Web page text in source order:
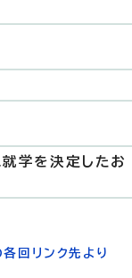
学を決定したお
回リンク先より